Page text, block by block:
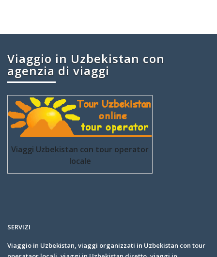
Viaggio in Uzbekistan con
agenzia di viaggi
Viaggi Uzbekistan con tour operator
locale
SERVIZI
Viaggio in Uzbekistan, viaggi organizzati in Uzbekistan con tour